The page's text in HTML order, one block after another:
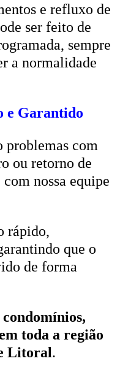
e refluxo de
ser feito de
sempre
a normalidade
e Garantido
problemas com
ou retorno de
nossa equipe
rápido,
que o
de forma
toda a região
Litoral.